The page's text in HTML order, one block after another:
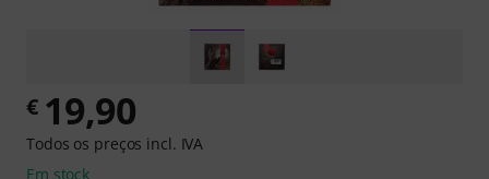
€ 19,90
Todos os preços incl. IVA
Em stock